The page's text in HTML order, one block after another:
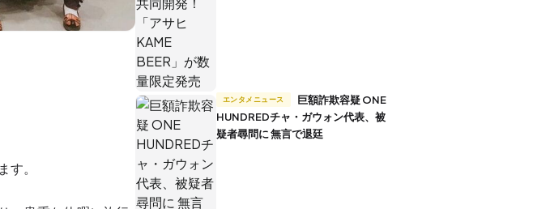
。
エンタメニュース
HUNDREDチャ・ガウォン代表、被
疑者尋問に 無言で退廷